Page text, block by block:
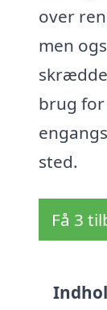
over
men
brug
sted.
Få 3